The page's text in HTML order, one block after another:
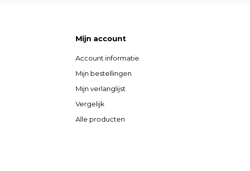
Mijn account
Account informatie
Mijn bestellingen
Mijn verlanglijst
Vergelijk
Alle producten